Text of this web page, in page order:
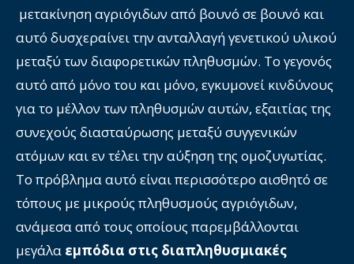
μετακίνηση αγριόγιδων από βουνό σε βουνό και
αυτό δυσχεραίνει την ανταλλαγή γενετικού υλικού
μεταξύ των διαφορετικών πληθυσμών. Το γεγονός
αυτό από μόνο του και μόνο, εγκυμονεί κινδύνους
για το μέλλον των πληθυσμών αυτών, εξαιτίας της
συνεχούς διασταύρωσης μεταξύ συγγενικών
ατόμων και εν τέλει την αύξηση της ομοζυγωτίας.
Το πρόβλημα αυτό είναι περισσότερο αισθητό σε
τόπους με μικρούς πληθυσμούς αγριόγιδων,
ανάμεσα από τους οποίους παρεμβάλλονται
μεγάλα εμπόδια στις διαπληθυσμιακές